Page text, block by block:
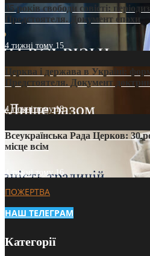
35 років свободи совісті:
Предстоятеля. Документ епохи
4 тижні тому 15
Церква і держава в Україні:
Предстоятеля. Документ
4 тижні тому18
Всеукраїнська Рада Церков: 30
місце всім
4 тижні тому16
ПОЖЕРТВА
НАШ ТЕЛЕГРАМ
Категорії